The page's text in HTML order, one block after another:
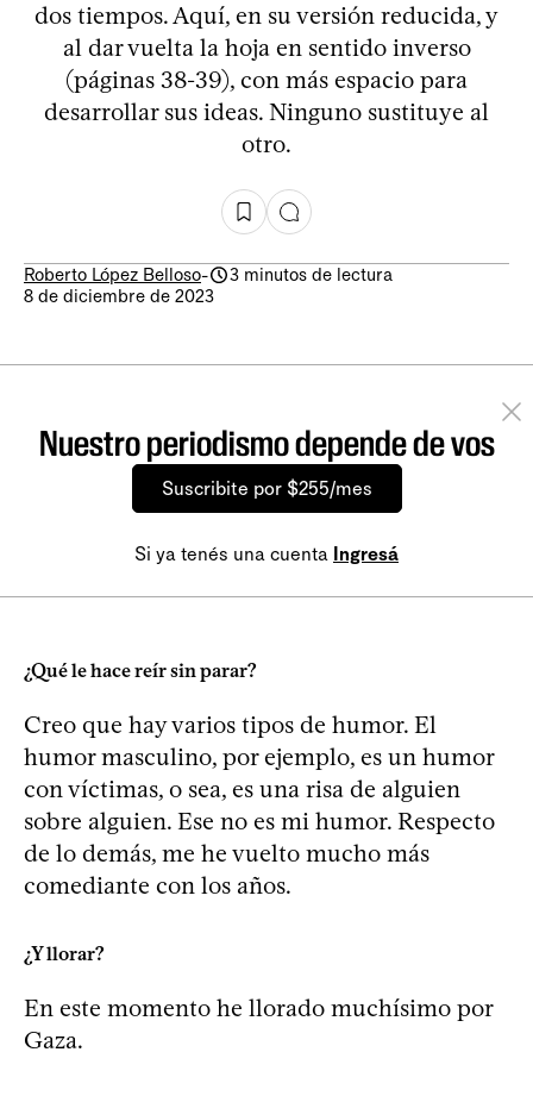
dos tiempos. Aquí, en su versión reducida, y
al dar vuelta la hoja en sentido inverso
(páginas 38-39), con más espacio para
desarrollar sus ideas. Ninguno sustituye al
otro.
Roberto López Belloso-
3 minutos de lectura
8 de diciembre de 2023
Nuestro periodismo depende de vos
Suscribite por $255/mes
Si ya tenés una cuenta Ingresá
¿Qué le hace reír sin parar?
Creo que hay varios tipos de humor. El
humor masculino, por ejemplo, es un humor
con víctimas, o sea, es una risa de alguien
sobre alguien. Ese no es mi humor. Respecto
de lo demás, me he vuelto mucho más
comediante con los años.
¿Y llorar?
En este momento he llorado muchísimo por
Gaza.